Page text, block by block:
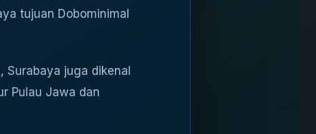
tujuan Dobominimal
Surabaya juga dikenal
Pulau Jawa dan